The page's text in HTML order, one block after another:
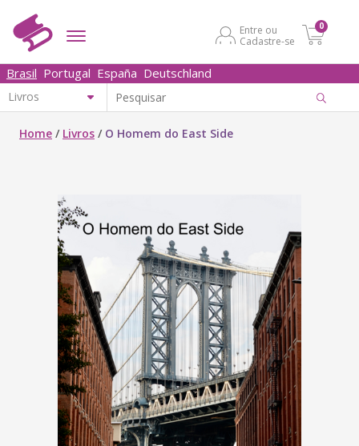
Entre ou
Cadastre-se
0
Brasil Portugal España Deutschland
Home / Livros / O Homem do East Side